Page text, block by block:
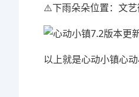
⚠️下雨朵朵位置：文
以上就是心动小镇心